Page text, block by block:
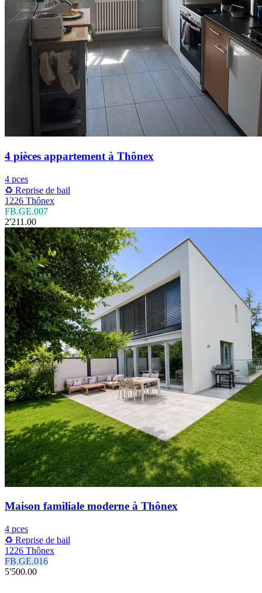
4 pièces appartement à Thônex
4 pces
♻️ Reprise de bail
1226 Thônex
FB.GE.007
2'211.00
Maison familiale moderne à Thônex
4 pces
♻️ Reprise de bail
1226 Thônex
FB.GE.016
5'500.00